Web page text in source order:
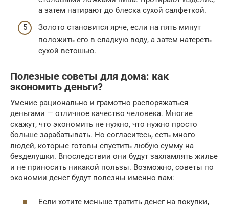
а затем натирают до блеска сухой салфеткой.
Золото становится ярче, если на пять минут
положить его в сладкую воду, а затем натереть
сухой ветошью.
Полезные советы для дома: как
экономить деньги?
Умение рационально и грамотно распоряжаться
деньгами — отличное качество человека. Многие
скажут, что экономить не нужно, что нужно просто
больше зарабатывать. Но согласитесь, есть много
людей, которые готовы спустить любую сумму на
безделушки. Впоследствии они будут захламлять жилье
и не приносить никакой пользы. Возможно, советы по
экономии денег будут полезны именно вам:
Если хотите меньше тратить денег на покупки,